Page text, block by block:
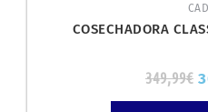
COSECHADORA
349,99€